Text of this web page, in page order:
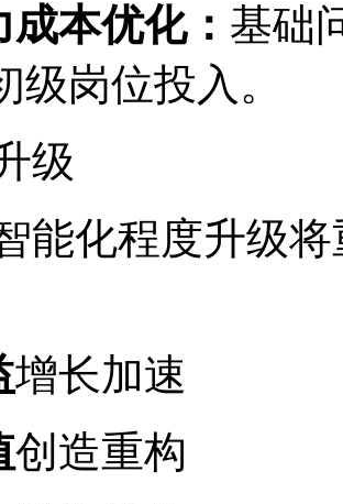
本优化： 基础
级岗位投入。
级
能化程度升级将
增长加速
创造重构